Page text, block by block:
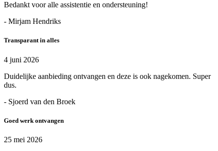
Bedankt voor alle assistentie en ondersteuning!
- Mirjam Hendriks
Transparant in alles
4 juni 2026
Duidelijke aanbieding ontvangen en deze is ook nagekomen. Super
dus.
- Sjoerd van den Broek
Goed werk ontvangen
25 mei 2026